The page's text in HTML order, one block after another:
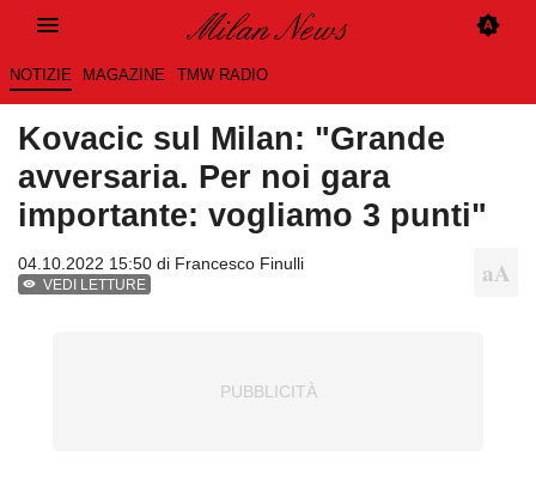
NOTIZIE MAGAZINE TMW RADIO
Kovacic sul Milan: "Grande
avversaria. Per noi gara
importante: vogliamo 3 punti"
04.10.2022 15:50 di Francesco Finulli
VEDI LETTURE